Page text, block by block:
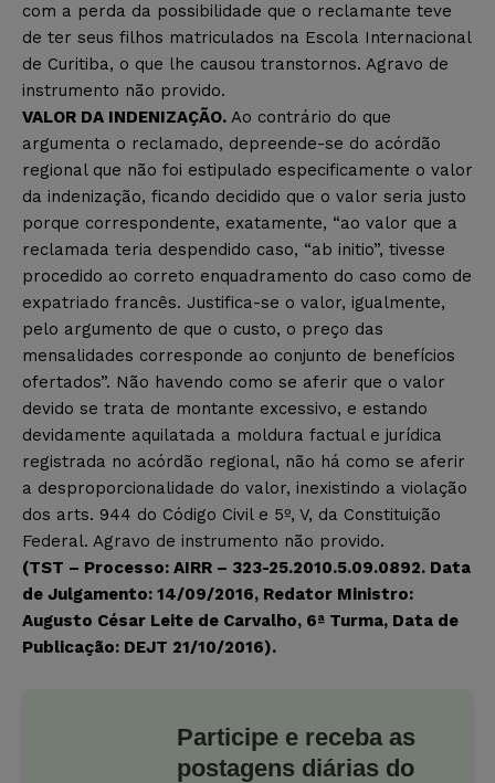
com a perda da possibilidade que o reclamante teve
de ter seus filhos matriculados na Escola Internacional
de Curitiba, o que lhe causou transtornos. Agravo de
instrumento não provido.
VALOR DA INDENIZAÇÃO. Ao contrário do que
argumenta o reclamado, depreende-se do acórdão
regional que não foi estipulado especificamente o valor
da indenização, ficando decidido que o valor seria justo
porque correspondente, exatamente, “ao valor que a
reclamada teria despendido caso, “ab initio”, tivesse
procedido ao correto enquadramento do caso como de
expatriado francês. Justifica-se o valor, igualmente,
pelo argumento de que o custo, o preço das
mensalidades corresponde ao conjunto de benefícios
ofertados”. Não havendo como se aferir que o valor
devido se trata de montante excessivo, e estando
devidamente aquilatada a moldura factual e jurídica
registrada no acórdão regional, não há como se aferir
a desproporcionalidade do valor, inexistindo a violação
dos arts. 944 do Código Civil e 5º, V, da Constituição
Federal. Agravo de instrumento não provido.
(TST – Processo: AIRR – 323-25.2010.5.09.0892. Data
de Julgamento: 14/09/2016, Redator Ministro:
Augusto César Leite de Carvalho, 6ª Turma, Data de
Publicação: DEJT 21/10/2016).
Participe e receba as
postagens diárias do